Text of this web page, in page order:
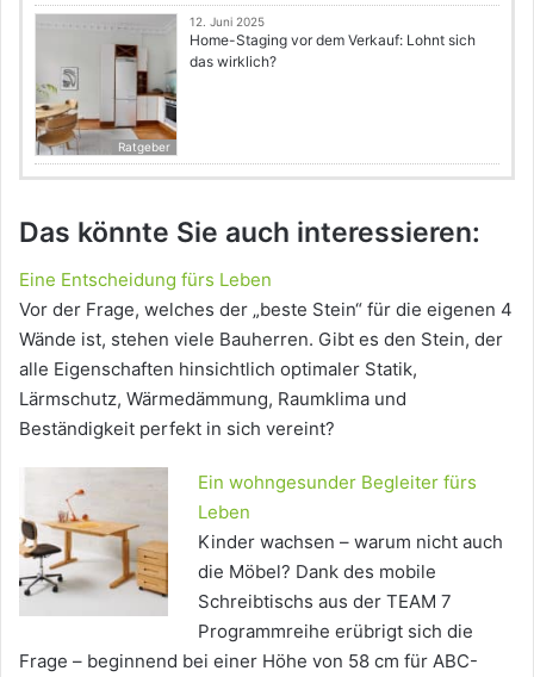
Ratgeber
12. Juni 2025
Home-Staging vor dem Verkauf: Lohnt sich
das wirklich?
Das könnte Sie auch interessieren:
Eine Entscheidung fürs Leben
Vor der Frage, welches der „beste Stein“ für die eigenen 4
Wände ist, stehen viele Bauherren. Gibt es den Stein, der
alle Eigenschaften hinsichtlich optimaler Statik,
Lärmschutz, Wärmedämmung, Raumklima und
Beständigkeit perfekt in sich vereint?
Ein wohngesunder Begleiter fürs
Leben
Kinder wachsen – warum nicht auch
die Möbel? Dank des mobile
Schreibtischs aus der TEAM 7
Programmreihe erübrigt sich die
Frage – beginnend bei einer Höhe von 58 cm für ABC-